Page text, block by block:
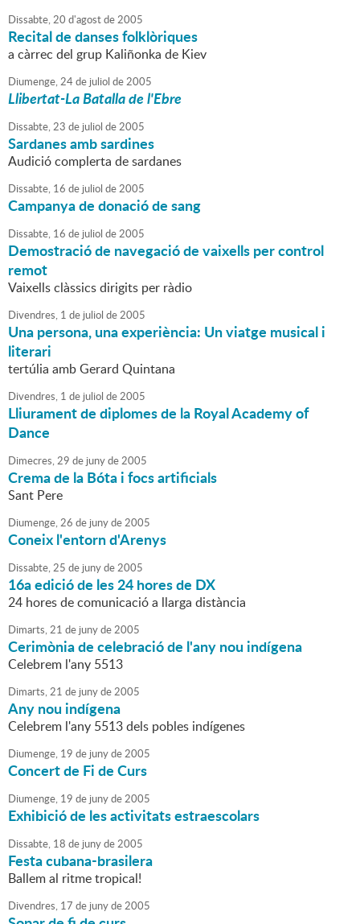
Dissabte,20 d'agostde2005
Recital de danses folklòriques
a càrrec del grup Kaliñonka de Kiev
Diumenge,24de juliol de2005
Llibertat-La Batalla de l'Ebre
Dissabte,23 de juliol de2005
Sardanes amb sardines
Audició complerta de sardanes
Dissabte, 16 de juliol de2005
Campanya de donació de sang
Dissabte, 16 de juliol de2005
Demostració de navegació de vaixells per control
remot
Vaixells clàssics dirigits per ràdio
Divendres, 1 de juliol de2005
Una persona, una experiència: Un viatge musical i
literari
tertúlia amb Gerard Quintana
Divendres, 1 de juliol de2005
Lliurament de diplomes de la Royal Academy of
Dance
Dimecres,29 de junyde2005
Crema de la Bóta i focs artificials
Sant Pere
Diumenge,26 de junyde2005
Coneix l'entorn d'Arenys
Dissabte,25 de junyde2005
16a edició de les 24 hores de DX
24 hores de comunicació a llarga distància
Dimarts,21 de junyde2005
Cerimònia de celebració de l'any nou indígena
Celebrem l'any 5513
Dimarts,21 de junyde2005
Any nou indígena
Celebrem l'any 5513 dels pobles indígenes
Diumenge, 19 de junyde2005
Concert de Fi de Curs
Diumenge, 19 de junyde2005
Exhibició de les activitats estraescolars
Dissabte, 18 de junyde2005
Festa cubana-brasilera
Ballem al ritme tropical!
Divendres, 17 de junyde2005